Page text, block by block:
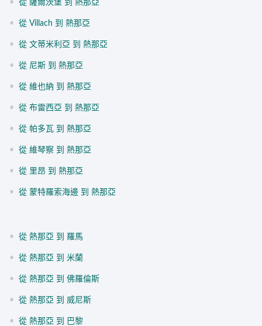
• 從 薩爾茨堡 到 熱那亞
• 從 Villach 到 熱那亞
• 從 文蒂米利亞 到 熱那亞
• 從 尼斯 到 熱那亞
• 從 維也納 到 熱那亞
• 從 布雷西亞 到 熱那亞
• 從 帕多瓦 到 熱那亞
• 從 維琴察 到 熱那亞
• 從 里昂 到 熱那亞
• 從 蒙特羅索海邊 到 熱那亞
• 從 熱那亞 到 羅馬
• 從 熱那亞 到 米蘭
• 從 熱那亞 到 佛羅倫斯
• 從 熱那亞 到 威尼斯
• 從 熱那亞 到 巴黎